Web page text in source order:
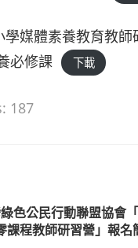
學媒體素養教育教師
必修課
下載
187
色公民行動聯盟協會
課程教師研習營」報名